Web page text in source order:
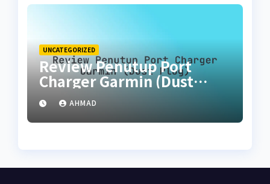
UNCATEGORIZED
Review Penutup Port
Charger Garmin (Dust
Plug)AHMAD